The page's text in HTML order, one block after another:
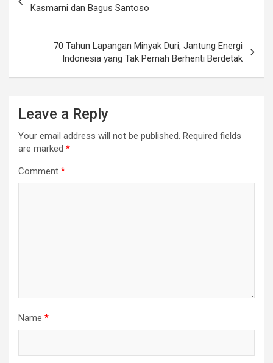
navigation
Kasmarni dan Bagus Santoso
70 Tahun Lapangan Minyak Duri, Jantung Energi
Indonesia yang Tak Pernah Berhenti Berdetak
Leave a Reply
Your email address will not be published. Required fields
are marked *
Comment *
Name *